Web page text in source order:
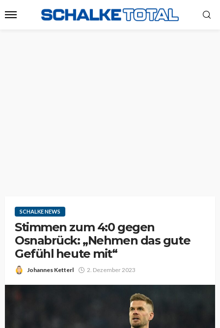
SCHALKE NEWS
Stimmen zum 4:0 gegen
Osnabrück: „Nehmen das gute
Gefühl heute mit“
Johannes Ketterl 2. Dezember 2023